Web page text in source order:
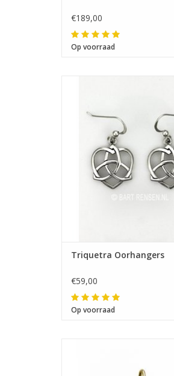
€189,00
Op voorraad
Triquetra Oorhangers
€59,00
Op voorraad